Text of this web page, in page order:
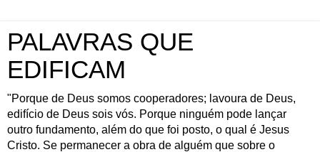
PALAVRAS QUE
EDIFICAM
"Porque de Deus somos cooperadores; lavoura de Deus,
edifício de Deus sois vós. Porque ninguém pode lançar
outro fundamento, além do que foi posto, o qual é Jesus
Cristo. Se permanecer a obra de alguém que sobre o